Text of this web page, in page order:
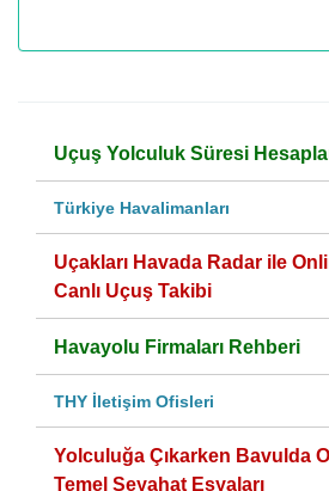
Uçuş Yolculuk Süresi
Türkiye Havalimanları
Uçakları Havada Radar ile
Canlı Uçuş Takibi
Havayolu Firmaları Rehberi
THY İletişim Ofisleri
Yolculuğa Çıkarken Bavulda
Temel Seyahat Eşyaları